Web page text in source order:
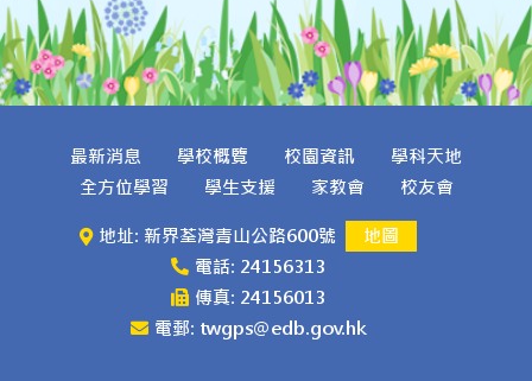
最新消息 學校概覽 校園資訊
學科天地
全方位學習
學生支援 家教會 校友會
地址: 新界荃灣青山公路600號
地圖
電話: 24156313
傳真: 24156013
電郵: twgps@edb.gov.hk